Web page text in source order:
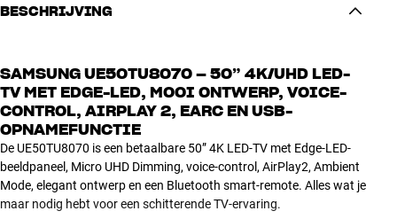
BESCHRIJVING
SAMSUNG UE50TU8070 – 50” 4K/UHD LED-
TV MET EDGE-LED, MOOI ONTWERP, VOICE-
CONTROL, AIRPLAY 2, EARC EN USB-
OPNAMEFUNCTIE
De UE50TU8070 is een betaalbare 50” 4K LED-TV met Edge-LED-
beeldpaneel, Micro UHD Dimming, voice-control, AirPlay2, Ambient
Mode, elegant ontwerp en een Bluetooth smart-remote. Alles wat je
maar nodig hebt voor een schitterende TV-ervaring.